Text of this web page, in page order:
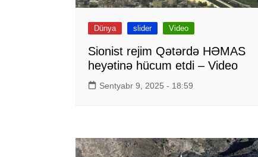
Dünya slider Video
Sionist rejim Qətərdə HƏMAS
heyətinə hücum etdi – Video
Sentyabr 9, 2025 - 18:59